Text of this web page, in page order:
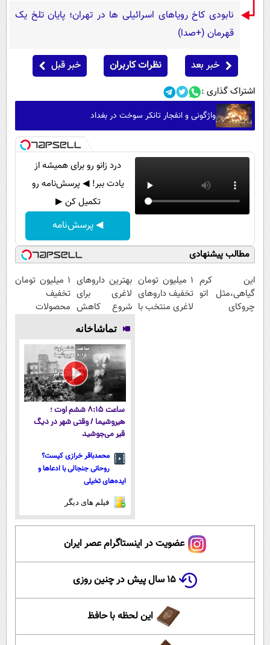
نابودی کاخ رویاهای اسرائیلی ها در تهران؛ پایان تلخ یک
قهرمان (+صدا)
خبر بعد نظرات کاربران خبر قبل
اشتراک گذاری :
واژگونی و انفجار تانکر سوخت در بغداد
درد زانو رو برای همیشه از
یادت ببر! ◀ پرسش‌نامه رو
تکمیل کن ▶
◀ پرسش‌نامه
مطالب پیشنهادی
این کرم
گیاهی،مثل اتو
چروکای
۱ میلیون تومان
تخفیف داروهای
لاغری منتخب با
بهترین داروهای
لاغری برای
شروع کاهش
وزن، ارسال از
داروخانه های
نزدیکت!
۱ میلیون تومان
تخفیف
محصولات
شروع کاهش
وزن
تماشاخانه
ساعت ۸:۱۵ ششم اوت ؛
هیروشیما / وقتی شهر در دیگ
قیر می‌جوشید
محمدباقر خرازی کیست؟
روحانی جنجالی با ادعاها و
ایده‌های تخیلی
فیلم های دیگر
عضویت در اینستاگرام عصر ایران
۱۵ سال پیش در چنین روزی
این لحظه با حافظ